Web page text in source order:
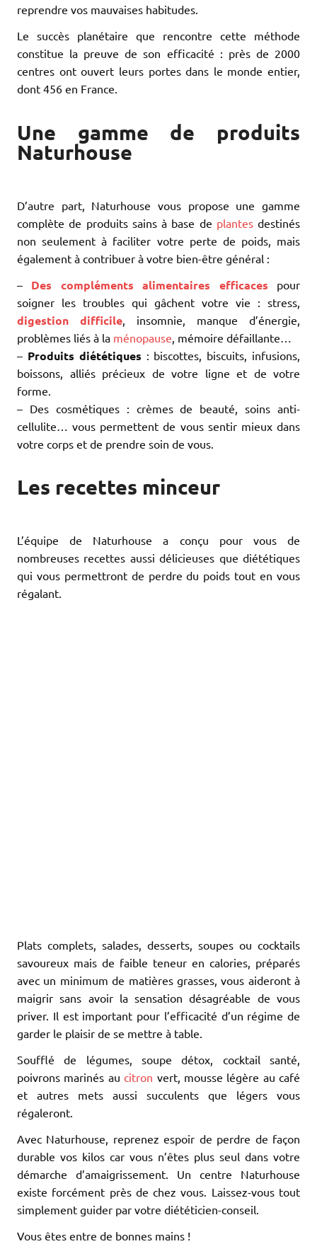
reprendre vos mauvaises habitudes.
Le succès planétaire que rencontre cette méthode
constitue la preuve de son efficacité : près de 2000
centres ont ouvert leurs portes dans le monde entier,
dont 456 en France.
Une gamme de produits
Naturhouse
D’autre part, Naturhouse vous propose une gamme
complète de produits sains à base de plantesdestinés
non seulement à faciliter votre perte de poids, mais
également à contribuer à votre bien-être général :
– Des compléments alimentaires efficaces pour
soigner les troubles qui gâchent votre vie : stress,
digestion difficile , insomnie, manque d’énergie,
problèmes liés à la ménopause , mémoire défaillante…
– Produits diététiques : biscottes, biscuits, infusions,
boissons, alliés précieux de votre ligne et de votre
forme.
– Des cosmétiques : crèmes de beauté, soins anti-
cellulite… vous permettent de vous sentir mieux dans
votre corps et de prendre soin de vous.
Les recettes minceur
L’équipe de Naturhouse a conçu pour vous de
nombreuses recettes aussi délicieuses que diététiques
qui vous permettront de perdre du poids tout en vous
régalant.
Plats complets, salades, desserts, soupes ou cocktails
savoureux mais de faible teneur en calories, préparés
avec un minimum de matières grasses, vous aideront à
maigrir sans avoir la sensation désagréable de vous
priver. Il est important pour l’efficacité d’un régime de
garder le plaisir de se mettre à table.
Soufflé de légumes, soupe détox, cocktail santé,
poivrons marinés aucitron vert, mousse légère au café
et autres mets aussi succulents que légers vous
régaleront.
Avec Naturhouse, reprenez espoir de perdre de façon
durable vos kilos car vous n’êtes plus seul dans votre
démarche d’amaigrissement. Un centre Naturhouse
existe forcément près de chez vous. Laissez-vous tout
simplement guider par votre diététicien-conseil.
Vous êtes entre de bonnes mains !